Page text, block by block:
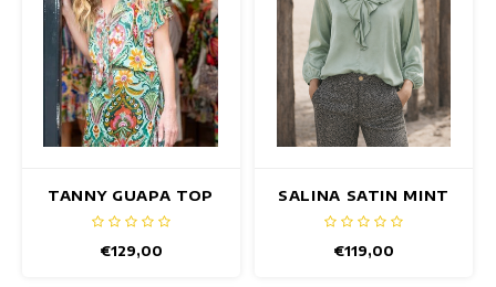
TANNY GUAPA TOP
€129,00
SALINA SATIN MINT
TOP
€119,00